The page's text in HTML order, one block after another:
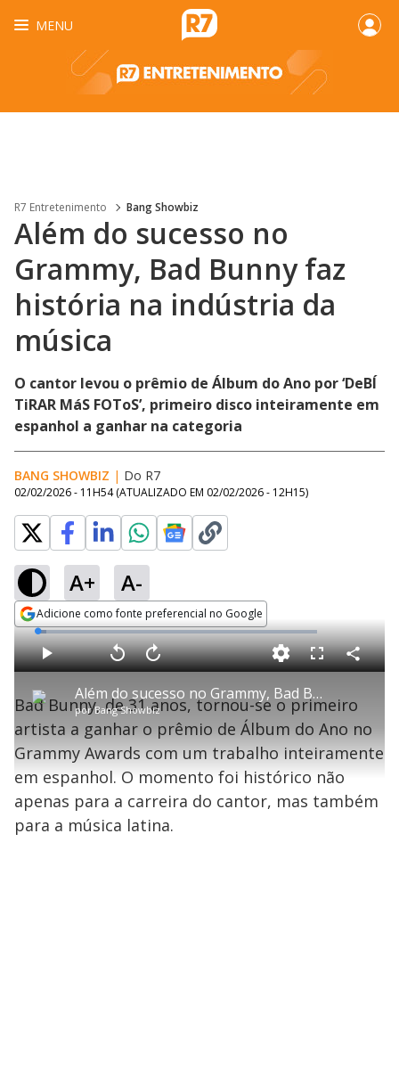
MENU
R7 Entretenimento Bang Showbiz
Além do sucesso no
Grammy, Bad Bunny faz
história na indústria da
música
O cantor levou o prêmio de Álbum do Ano por ‘DeBÍ
TiRAR MáS FOToS’, primeiro disco inteiramente em
espanhol a ganhar na categoria
BANG SHOWBIZ | Do R7
02/02/2026 - 11H54 (ATUALIZADO EM 02/02/2026 - 12H15)
A+ A-
Adicione como fonte preferencial no Google
Opens in new window
P
l
a
Além do sucesso no Grammy, Bad Bunny faz história na indústria da música
porBang Showbiz
P V
l
t
a
r
0
e
g
n
d
s
A
n
ç
a
1
s
e
u
n
o
L
o
a
d
e
3
.
2
4
%
F
l
s
c
e
n
C
o
a
r
i
l
a
Bad Bunny, de 31 anos, tornou-se o primeiro
artista a ganhar o prêmio de Álbum do Ano no
Grammy Awards com um trabalho inteiramente
em espanhol. O momento foi histórico não
apenas para a carreira do cantor, mas também
para a música latina.